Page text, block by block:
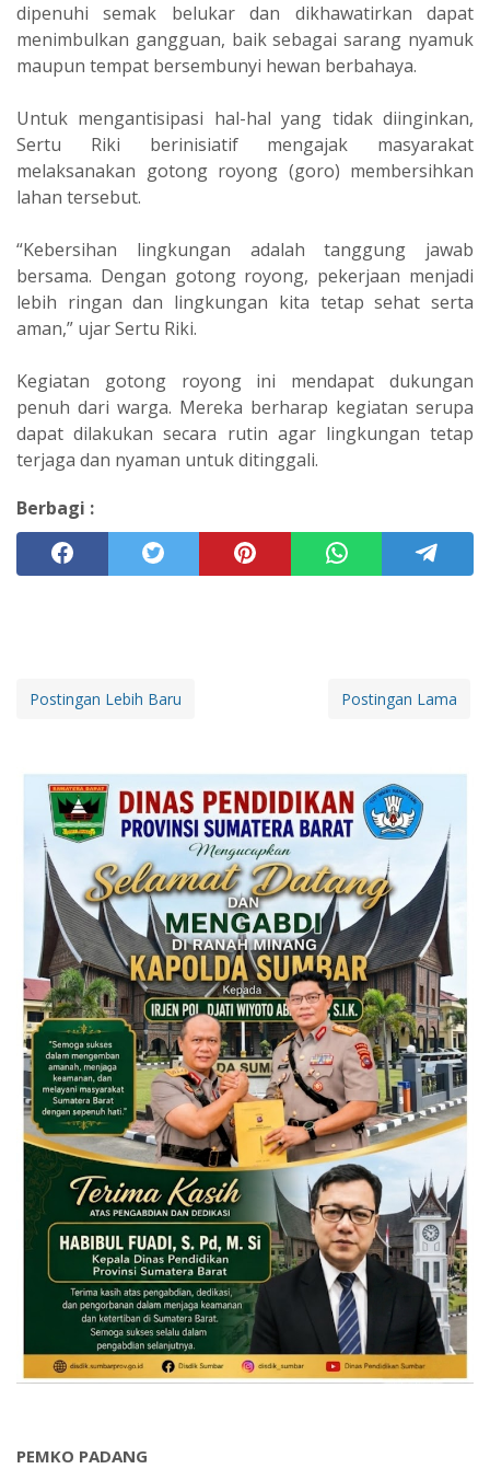
dipenuhi semak belukar dan dikhawatirkan dapat
menimbulkan gangguan, baik sebagai sarang nyamuk
maupun tempat bersembunyi hewan berbahaya.
Untuk mengantisipasi hal-hal yang tidak diinginkan,
Sertu Riki berinisiatif mengajak masyarakat
melaksanakan gotong royong (goro) membersihkan
lahan tersebut.
“Kebersihan lingkungan adalah tanggung jawab
bersama. Dengan gotong royong, pekerjaan menjadi
lebih ringan dan lingkungan kita tetap sehat serta
aman,” ujar Sertu Riki.
Kegiatan gotong royong ini mendapat dukungan
penuh dari warga. Mereka berharap kegiatan serupa
dapat dilakukan secara rutin agar lingkungan tetap
terjaga dan nyaman untuk ditinggali.
Berbagi :
Postingan Lebih Baru Postingan Lama
PEMKO PADANG